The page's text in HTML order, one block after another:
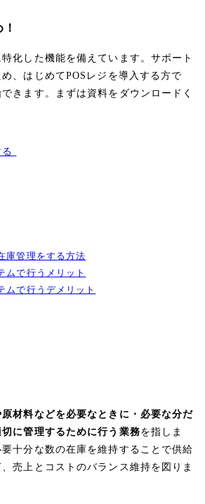
化した機能を備えています。サポート
、はじめてPOSレジを導入する方で
きます。まずは資料をダウンロードく
庫管理をする方法
ムで行うメリット
ムで行うデメリット
材料などを必要なときに・必要な分だ
に管理するために行う業務を指しま
十分な数の在庫を維持することで供給
売上とコストのバランス維持を図りま